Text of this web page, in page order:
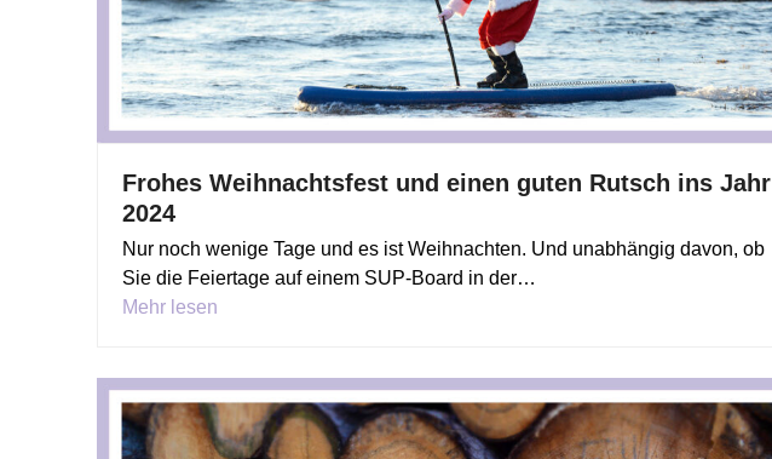
Frohes Weihnachtsfest und einen guten Rutsch ins Jahr
2024
Nur noch wenige Tage und es ist Weihnachten. Und unabhängig davon, ob
Sie die Feiertage auf einem SUP-Board in der…
Mehr lesen